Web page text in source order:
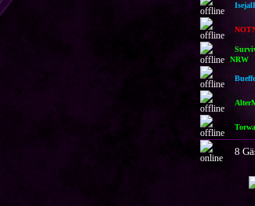
NRW
8